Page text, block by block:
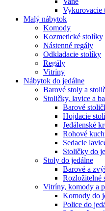
Vykurovacie
Malý nábytok
Komody
Kozmetické stolíky
Nástenné regály
Odkladacie stolíky
Regály
Vitríny
Nábytok do jedálne
Barové stoly a
Stoličky, lavice a
Barové
Hojdacie
Jedálenské
Rohové
Sedacie
Stoličky do
Stoly do jedálne
Barové a
Rozložitelné
Vitríny, komody a
Komody do
Police do